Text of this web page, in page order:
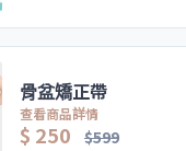
骨盆矯正帶
查看商品詳情
$ 250 $599